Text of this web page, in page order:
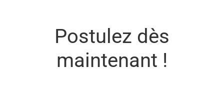
Postulez dès
maintenant !